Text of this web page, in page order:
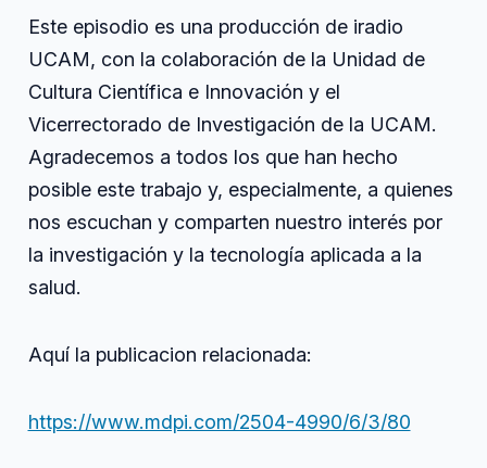
Este episodio es una producción de iradio
UCAM, con la colaboración de la Unidad de
Cultura Científica e Innovación y el
Vicerrectorado de Investigación de la UCAM.
Agradecemos a todos los que han hecho
posible este trabajo y, especialmente, a quienes
nos escuchan y comparten nuestro interés por
la investigación y la tecnología aplicada a la
salud.
Aquí la publicacion relacionada:
https://www.mdpi.com/2504-4990/6/3/80